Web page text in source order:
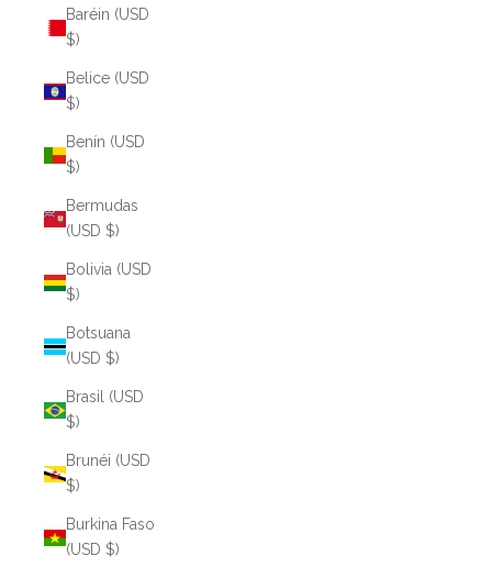
Baréin (USD
$)
Belice (USD
$)
Benín (USD
$)
Bermudas
(USD $)
Bolivia (USD
$)
Botsuana
(USD $)
Brasil (USD
$)
Brunéi (USD
$)
Burkina Faso
(USD $)